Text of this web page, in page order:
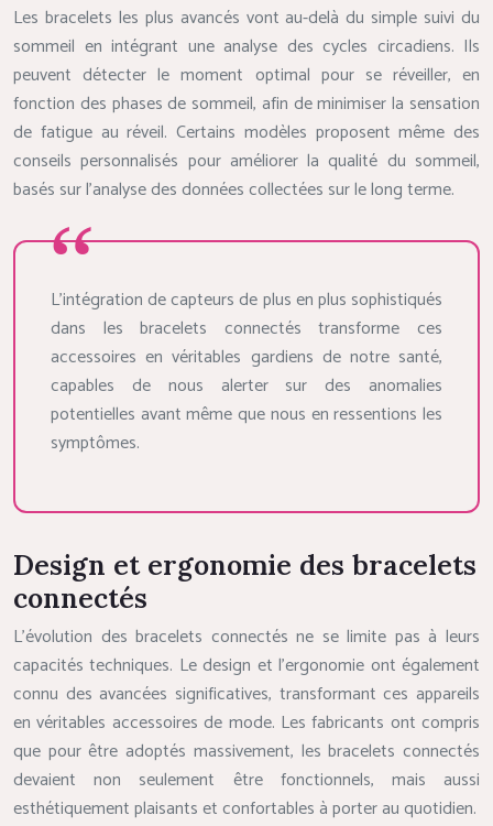
Les bracelets les plus avancés vont au-delà du simple suivi du
sommeil en intégrant une analyse des cycles circadiens. Ils
peuvent détecter le moment optimal pour se réveiller, en
fonction des phases de sommeil, afin de minimiser la sensation
de fatigue au réveil. Certains modèles proposent même des
conseils personnalisés pour améliorer la qualité du sommeil,
basés sur l’analyse des données collectées sur le long terme.
L’intégration de capteurs de plus en plus sophistiqués
dans les bracelets connectés transforme ces
accessoires en véritables gardiens de notre santé,
capables de nous alerter sur des anomalies
potentielles avant même que nous en ressentions les
symptômes.
Design et ergonomie des bracelets
connectés
L’évolution des bracelets connectés ne se limite pas à leurs
capacités techniques. Le design et l’ergonomie ont également
connu des avancées significatives, transformant ces appareils
en véritables accessoires de mode. Les fabricants ont compris
que pour être adoptés massivement, les bracelets connectés
devaient non seulement être fonctionnels, mais aussi
esthétiquement plaisants et confortables à porter au quotidien.